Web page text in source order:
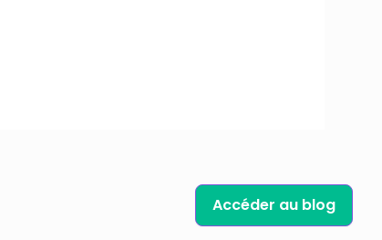
Accéder au blog